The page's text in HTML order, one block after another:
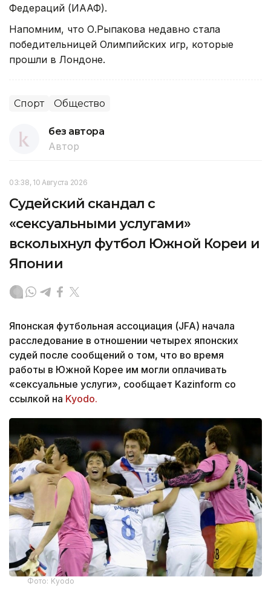
Федераций (ИААФ).
Напомним, что О.Рыпакова недавно стала
победительницей Олимпийских игр, которые
прошли в Лондоне.
Спорт Общество
без автора
Автор
03:38, 10 Августа 2026
Судейский скандал с
«сексуальными услугами»
всколыхнул футбол Южной Кореи и
Японии
Японская футбольная ассоциация (JFA) начала
расследование в отношении четырех японских
судей после сообщений о том, что во время
работы в Южной Корее им могли оплачивать
«сексуальные услуги», сообщает Kazinform со
ссылкой на Kyodo.
Фото: Kyodo